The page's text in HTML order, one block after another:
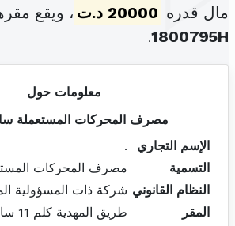
مال قدره 20000 د.ت ، ويقع مقرها
1800795H
.
معلومات حول
مصرف المحركات المستعملة
الإسم التجاري
.
التسمية
مصرف المحركات
النظام القانوني شركة ذات المسؤولية
المقر
طريق المهدية كلم 11 ساقية الداير